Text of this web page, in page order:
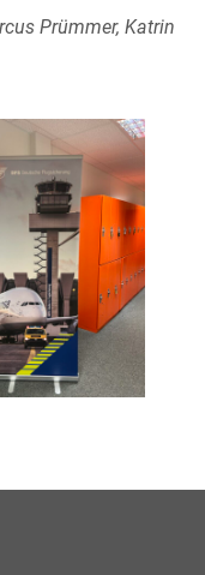
Prümmer, Katrin